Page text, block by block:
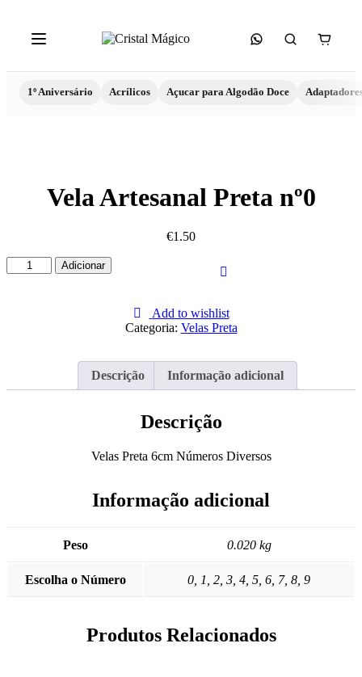
1º Aniversário Acrílicos Açucar para Algodão Doce
Vela Artesanal Preta nº0
€1.50
Quantidade
de
Adicionar
Add to wishlist
Categoria: Velas Preta
Descrição Informação adicional
Descrição
Velas Preta 6cm Números Diversos
Informação adicional
Peso 0.020 kg
Escolha o Número 0, 1, 2, 3, 4, 5, 6, 7, 8, 9
Produtos Relacionados